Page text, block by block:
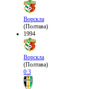
Ворскла
(Полтава)
1994
Ворскла
(Полтава)
0:3